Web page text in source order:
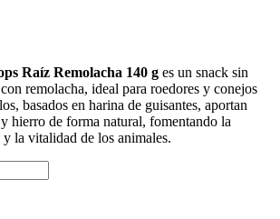
Raíz Remolacha 140 g es un snack sin
remolacha, ideal para roedores y conejos
basados en harina de guisantes, aportan
hierro de forma natural, fomentando la
la vitalidad de los animales.